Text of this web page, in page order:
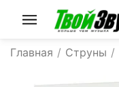
Главная / Струны /